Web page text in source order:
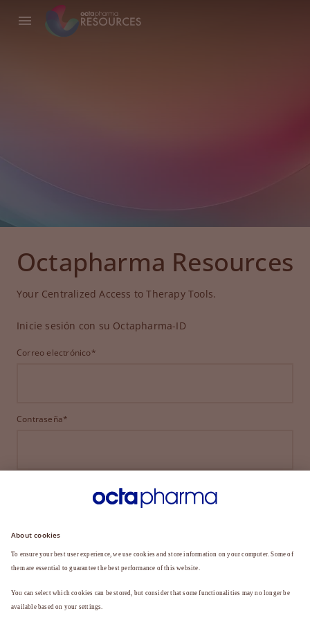
Octapharma Resources
Your Centralized Access to Therapy Tools.
Inicie sesión con su Octapharma-ID
Correo electrónico*
Contraseña*
INICIAR SESIÓN
¿HA OLVIDADO SU CONTRASEÑA?
¿Aún no es miembro?